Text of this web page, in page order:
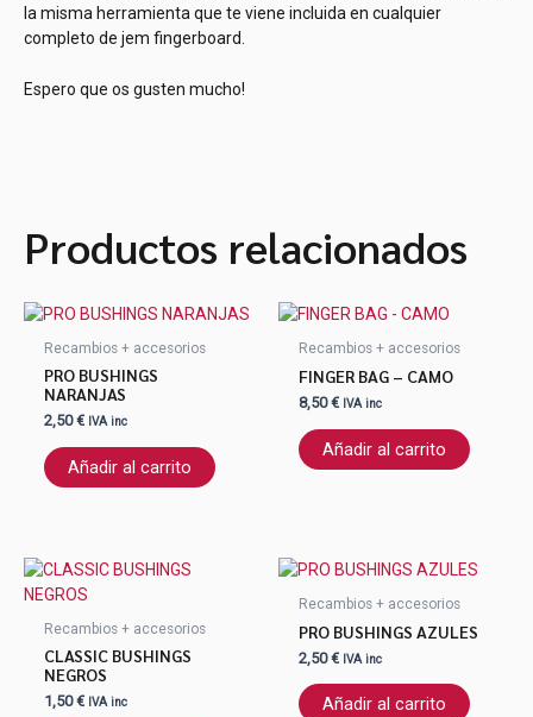
la misma herramienta que te viene incluida en cualquier
completo de jem fingerboard.
Espero que os gusten mucho!
Productos relacionados
Recambios + accesorios
PRO BUSHINGS
NARANJAS
2,50€ IVA inc
Añadir al carrito
Recambios + accesorios
FINGER BAG – CAMO
8,50€ IVA inc
Añadir al carrito
Recambios + accesorios
CLASSIC BUSHINGS
NEGROS
1,50€ IVA inc
Recambios + accesorios
PRO BUSHINGS AZULES
2,50€ IVA inc
Añadir al carrito